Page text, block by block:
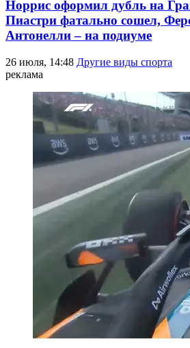
Норрис оформил дубль на
Пиастри фатально сошел,
Антонелли – на подиуме
26 июля, 14:48 Другие виды спорта
реклама